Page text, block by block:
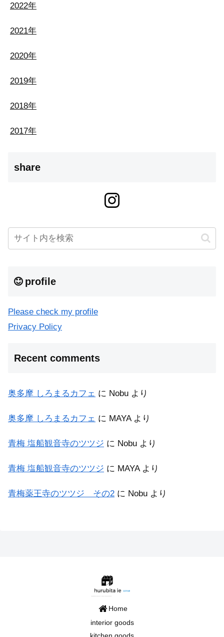
2022年
2021年
2020年
2019年
2018年
2017年
share
profile
Please check my profile
Privacy Policy
Recent comments
奥多摩 しろまるカフェ に Nobu より
奥多摩 しろまるカフェ に MAYAより
青梅 塩船観音寺のツツジ に Nobu より
青梅 塩船観音寺のツツジ に MAYAより
青梅薬王寺のツツジ その2 に Nobu より
Home
interior goods